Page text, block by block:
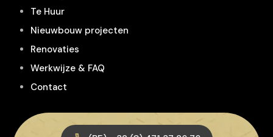
Te Huur
Nieuwbouw projecten
Renovaties
Werkwijze & FAQ
Contact